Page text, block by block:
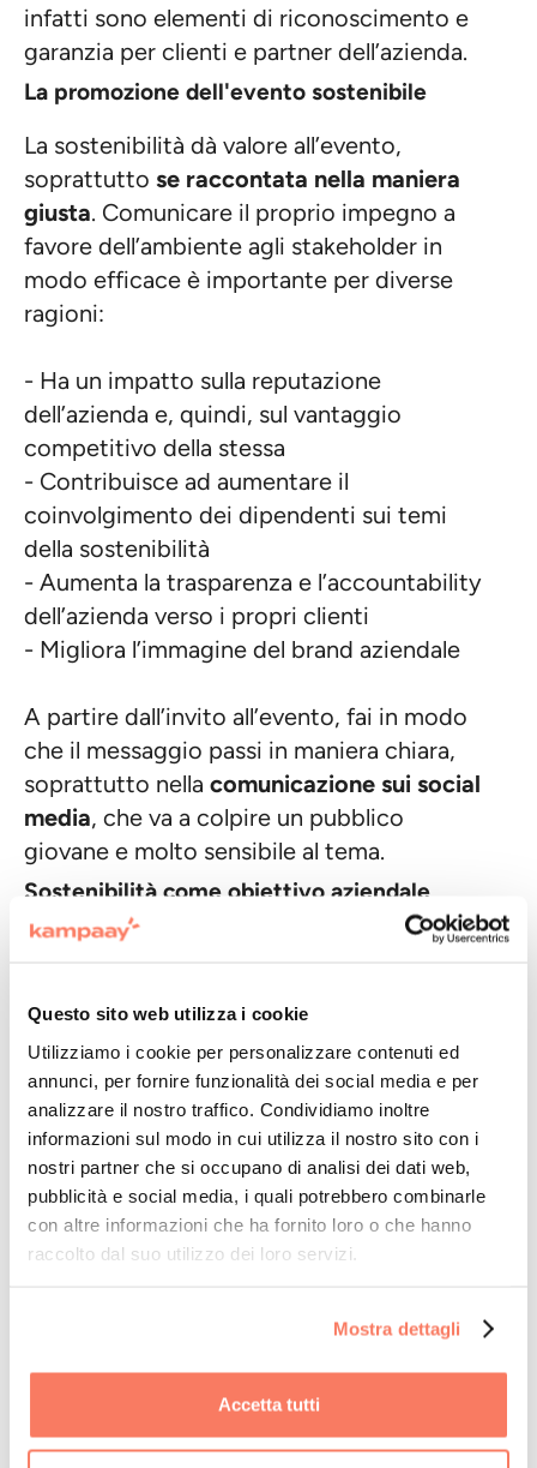
Questo sito web utilizza i cookie
Utilizziamo i cookie per personalizzare contenuti ed
annunci, per fornire funzionalità dei social media e per
analizzare il nostro traffico. Condividiamo inoltre
informazioni sul modo in cui utilizza il nostro sito con i
nostri partner che si occupano di analisi dei dati web,
pubblicità e social media, i quali potrebbero combinarle
con altre informazioni che ha fornito loro o che hanno
raccolto dal suo utilizzo dei loro servizi.
Mostra dettagli
Accetta tutti
infatti sono elementi di riconoscimento e
garanzia per clienti e partner dell’azienda.
La promozione dell'evento sostenibile
La sostenibilità dà valore all’evento,
soprattutto se raccontata nella maniera
giusta. Comunicare il proprio impegno a
favore dell’ambiente agli stakeholder in
modo efficace è importante per diverse
ragioni:
- Ha un impatto sulla reputazione
dell’azienda e, quindi, sul vantaggio
competitivo della stessa
- Contribuisce ad aumentare il
coinvolgimento dei dipendenti sui temi
della sostenibilità
- Aumenta la trasparenza e l’accountability
dell’azienda verso i propri clienti
- Migliora l’immagine del brand aziendale
A partire dall’invito all’evento, fai in modo
che il messaggio passi in maniera chiara,
soprattutto nella comunicazione sui social
media, che va a colpire un pubblico
giovane e molto sensibile al tema.
Sostenibilità come obiettivo aziendale
La sostenibilità ambientale è un trend in
obiettividelle aziende, grandi o piccole
che siano.
La maggior parte delle imprese ha adottato
politiche di sostenibilità legate ai propri
prodotti o servizi , ma per far sì che questo
impegno sia attendibile deve essere
rappresentato anche negli eventi
organizzati dall’azienda stessa.
con Kampaay trovi la soluzione perfetta
Organizza l’evento perfetto in un click!